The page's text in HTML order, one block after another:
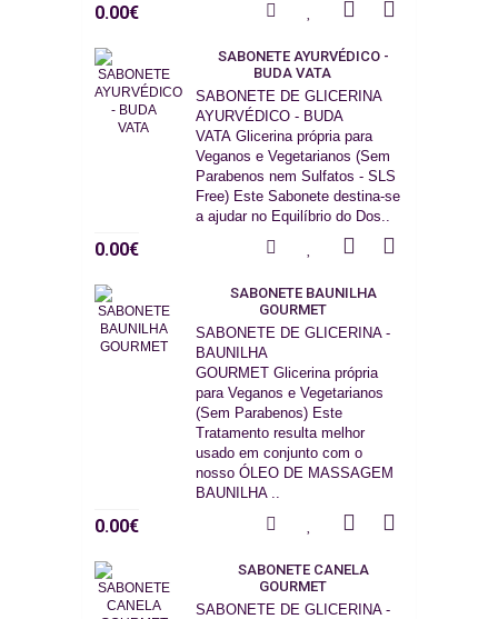
0.00€
SABONETE AYURVÉDICO -
BUDA VATA
SABONETE DE GLICERINA
AYURVÉDICO - BUDA
VATA Glicerina própria para
Veganos e Vegetarianos (Sem
Parabenos nem Sulfatos - SLS
Free) Este Sabonete destina-se
a ajudar no Equilíbrio do Dos..
0.00€
SABONETE BAUNILHA
GOURMET
SABONETE DE GLICERINA -
BAUNILHA
GOURMET Glicerina própria
para Veganos e Vegetarianos
(Sem Parabenos) Este
Tratamento resulta melhor
usado em conjunto com o
nosso ÓLEO DE MASSAGEM
BAUNILHA ..
0.00€
SABONETE CANELA
GOURMET
SABONETE DE GLICERINA -